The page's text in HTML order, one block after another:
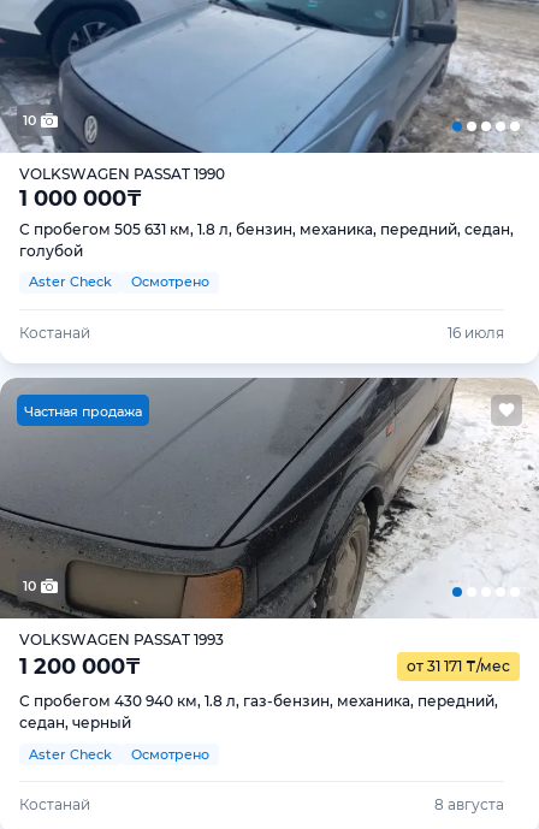
10
VOLKSWAGEN PASSAT 1990
1 000 000₸
С пробегом 505 631 км, 1.8 л, бензин, механика, передний, седан,
голубой
Aster Check Осмотрено
Костанай 16 июля
Частная продажа
10
VOLKSWAGEN PASSAT 1993
1 200 000₸ от 31 171 ₸/мес
С пробегом 430 940 км, 1.8 л, газ-бензин, механика, передний,
седан, черный
Aster Check Осмотрено
Костанай 8 августа